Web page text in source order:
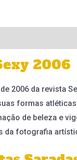
2006
2006 da revista
formas
de beleza e
da fotografia